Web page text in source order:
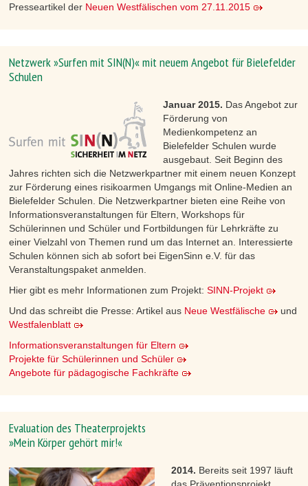
Presseartikel der Neuen Westfälischen vom 27.11.2015
Netzwerk »Surfen mit SIN(N)« mit neuem Angebot für Bielefelder
Schulen
Januar 2015. Das Angebot zur
Förderung von
Medienkompetenz an
Bielefelder Schulen wurde
ausgebaut. Seit Beginn des
Jahres richten sich die Netzwerkpartner mit einem neuen Konzept
zur Förderung eines risikoarmen Umgangs mit Online-Medien an
Bielefelder Schulen. Die Netzwerkpartner bieten eine Reihe von
Informationsveranstaltungen für Eltern, Workshops für
Schülerinnen und Schüler und Fortbildungen für Lehrkräfte zu
einer Vielzahl von Themen rund um das Internet an. Interessierte
Schulen können sich ab sofort bei EigenSinn e.V. für das
Veranstaltungspaket anmelden.
Hier gibt es mehr Informationen zum Projekt: SINN-Projekt
Und das schreibt die Presse: Artikel aus Neue Westfälische
und
Westfalenblatt
Informationsveranstaltungen für Eltern
Projekte für Schülerinnen und Schüler
Angebote für pädagogische Fachkräfte
Evaluation des Theaterprojekts
»Mein Körper gehört mir!«
2014. Bereits seit 1997 läuft
das Präventionsprojekt